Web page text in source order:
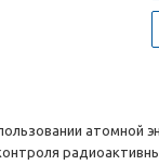
атомной